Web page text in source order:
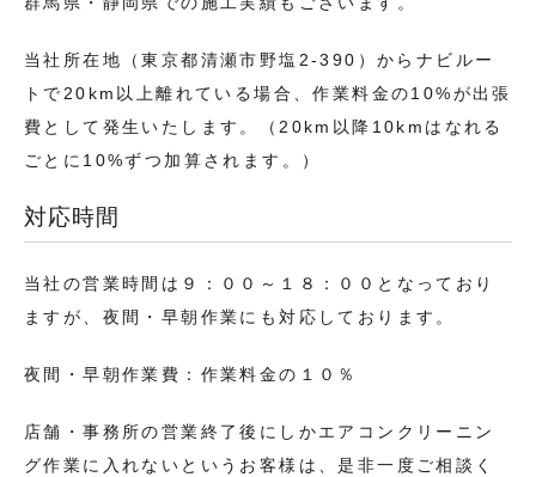
当社所在地（東京都清瀬市野塩2-390）からナビルー
トで20km以上離れている場合、作業料金の10%が出張
費として発生いたします。（20km以降10kmはなれる
ごとに10%ずつ加算されます。）
対応時間
当社の営業時間は９：００～１８：００となっており
ますが、夜間・早朝作業にも対応しております。
夜間・早朝作業費：作業料金の１０％
店舗・事務所の営業終了後にしかエアコンクリーニン
グ作業に入れないというお客様は、是非一度ご相談く